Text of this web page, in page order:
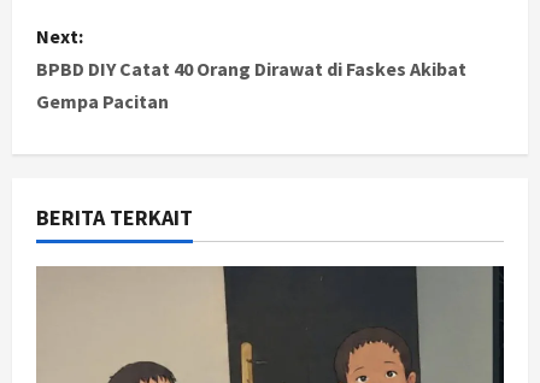
t
n
a
v
i
Next:
BPBD DIY Catat 40 Orang Dirawat di Faskes Akibat
Gempa Pacitan
BERITA TERKAIT